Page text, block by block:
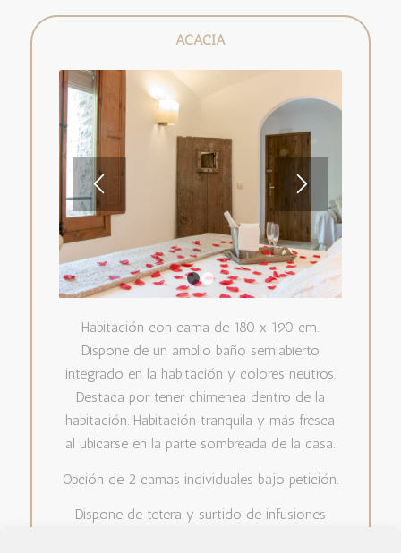
ACACIA
2
Habitación con cama de 180 x 190 cm.
Dispone de un amplio baño semiabierto
integrado en la habitación y colores neutros.
Destaca por tener chimenea dentro de la
habitación. Habitación tranquila y más fresca
al ubicarse en la parte sombreada de la casa.
Opción de 2 camas individuales bajo petición.
Dispone de tetera y surtido de infusiones